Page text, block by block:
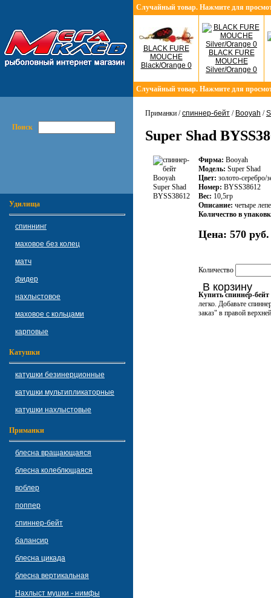
Случайный товар. Нажмите для
BLACK FURE
MOUCHE
Black/Orange 0
BLACK FURE
MOUCHE
Silver/Orange 0
Случайный товар. Нажмите для
Поиск
Удилища
спиннинг
маховое без колец
матч
фидер
нахлыстовое
маховое с кольцами
карповые
Катушки
катушки безинерционные
катушки мультипликаторные
катушки нахлыстовые
Приманки
блесна вращающаяся
блесна колеблющаяся
воблер
поппер
спиннер-бейт
балансир
блесна цикада
блесна вертикальная
Нахлыст мушки - нимфы
Приманки /спиннер-бейт / Booyah /
Super Shad
Фирма: Booyah
Модель: Super Shad
Цвет: золото-серебро/
Номер: BYSS38612
Вес: 10,5гр
Описание: четыре
Количество в
Цена: 570 руб.
Количество
В корзину
Купить спиннер-
легко. Добавьте
заказ" в правой